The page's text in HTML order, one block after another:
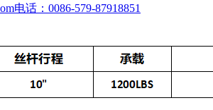
电话：0086-579-87918851